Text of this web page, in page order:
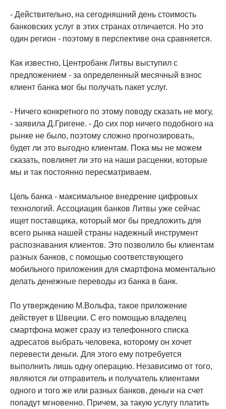
- Действительно, на сегодняшний день стоимость
банковских услуг в этих странах отличается. Но это
один регион - поэтому в перспективе она сравняется.
Как известно, Центробанк Литвы выступил с
предложением - за определенный месячный взнос
клиент банка мог бы получать пакет услуг.
- Ничего конкретного по этому поводу сказать не могу,
- заявила Д.Григене. - До сих пор ничего подобного на
рынке не было, поэтому сложно прогнозировать,
будет ли это выгодно клиентам. Пока мы не можем
сказать, повлияет ли это на наши расценки, которые
мы и так постоянно пересматриваем.
Цель банка - максимальное внедрение цифровых
технологий. Ассоциация банков Литвы уже сейчас
ищет поставщика, который мог бы предложить для
всего рынка нашей страны надежный инструмент
распознавания клиентов. Это позволило бы клиентам
разных банков, с помощью соответствующего
мобильного приложения для смартфона моментально
делать денежные переводы из банка в банк.
По утверждению М.Вольфа, такое приложение
действует в Швеции. С его помощью владелец
смартфона может сразу из телефонного списка
адресатов выбрать человека, которому он хочет
перевести деньги. Для этого ему потребуется
выполнить лишь одну операцию. Независимо от того,
являются ли отправитель и получатель клиентами
одного и того же или разных банков, деньги на счет
попадут мгновенно. Причем, за такую услугу платить